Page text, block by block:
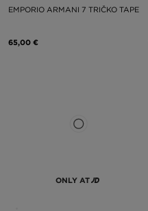
EMPORIO ARMANI 7 TRIČKO TAPE
65,00 €
ONLY AT